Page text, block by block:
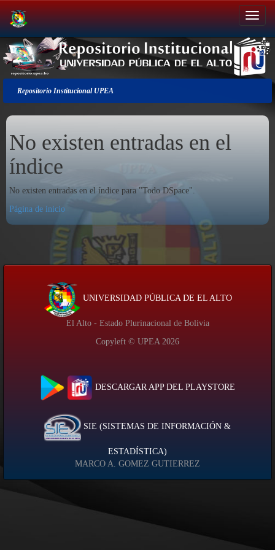
Salir
de
la
navegación
Repositorio Institucional UPEA
No existen entradas en el
índice
No existen entradas en el índice para "Todo DSpace".
Página de inicio
UNIVERSIDAD PÚBLICA DE EL ALTO
El Alto - Estado Plurinacional de Bolivia
Copyleft © UPEA 2026
DESCARGAR APP DEL PLAYSTORE
SIE (SISTEMAS DE INFORMACIÓN &
ESTADÍSTICA)
MARCO A. GOMEZ GUTIERREZ